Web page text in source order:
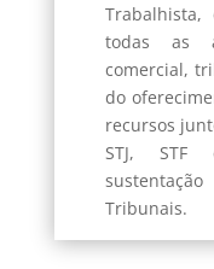
Trabalhista,
todas as
comercial,
do
recursos
STJ, STF
Tribunais.